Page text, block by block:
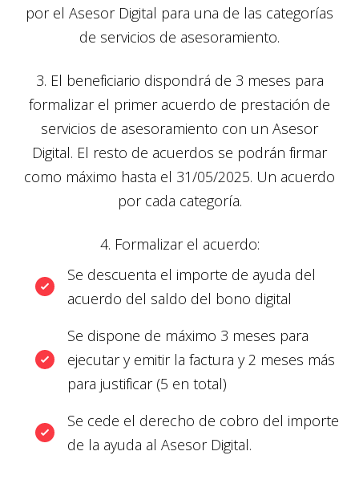
por el Asesor Digital para una de las categorías
de servicios de asesoramiento.
3. El beneficiario dispondrá de 3 meses para
formalizar el primer acuerdo de prestación de
servicios de asesoramiento con un Asesor
Digital. El resto de acuerdos se podrán firmar
como máximo hasta el 31/05/2025. Un acuerdo
por cada categoría.
4. Formalizar el acuerdo:
Se descuenta el importe de ayuda del
acuerdo del saldo del bono digital
Se dispone de máximo 3 meses para
ejecutar y emitir la factura y 2 meses más
para justificar (5 en total)
Se cede el derecho de cobro del importe
de la ayuda al Asesor Digital.